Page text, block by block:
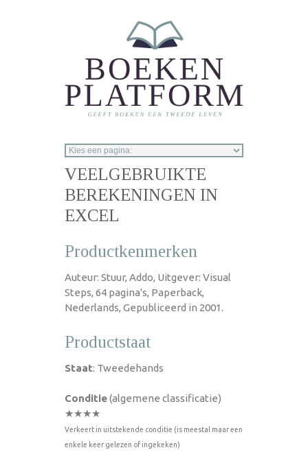
VEELGEBRUIKTE
BEREKENINGEN IN
EXCEL
Productkenmerken
Auteur: Stuur, Addo, Uitgever: Visual
Steps, 64 pagina's, Paperback,
Nederlands, Gepubliceerd in 2001.
Productstaat
Staat: Tweedehands
Conditie(algemene classificatie)
★★★★
Verkeert in uitstekende conditie (is meestal maar een
enkele keer gelezen of ingekeken)